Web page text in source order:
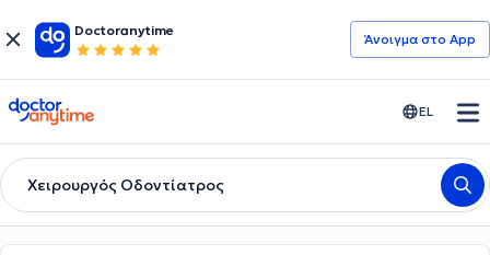
Doctoranytime
Άνοιγμα στο App
doctoranytime EL
Χειρουργός Οδοντίατρος